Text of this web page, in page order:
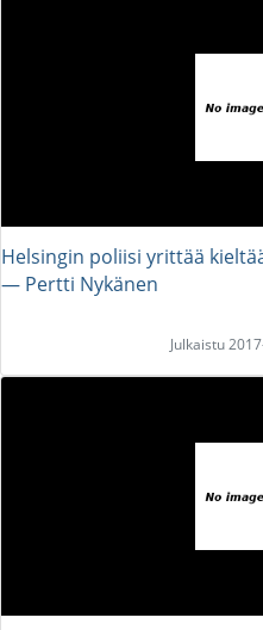
Helsingin poliisi yrittää
― Pertti Nykänen
Julkaistu